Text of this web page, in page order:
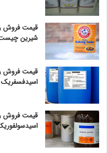
قیمت فروش
شیرین
قیمت فروش
قیمت فروش و